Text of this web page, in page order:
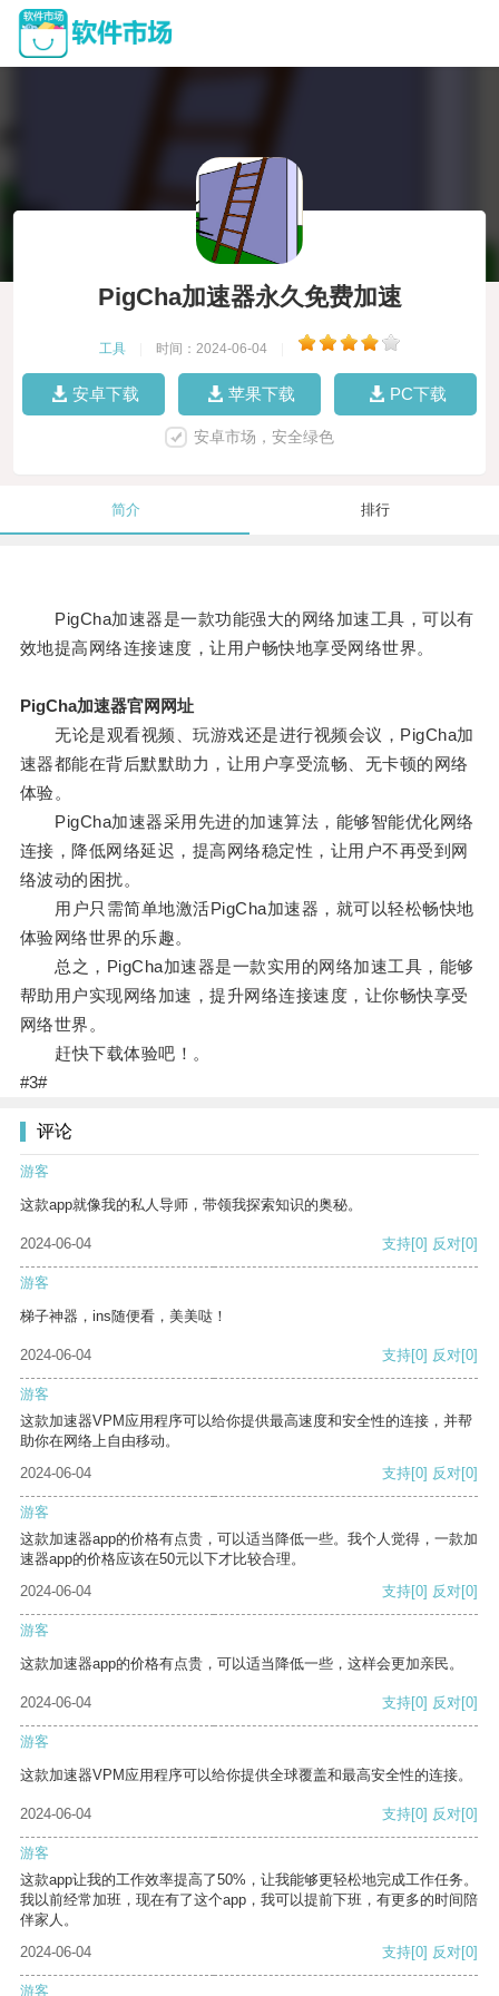
PigCha加速器永久免费加速
工具 时间：2024-06-04
安卓下载 苹果下载 PC下载
安卓市场，安全绿色
简介 排行
PigCha加速器是一款功能强大的网络加速工具，可以有
效地提高网络连接速度，让用户畅快地享受网络世界。
PigCha加速器官网网址
无论是观看视频、玩游戏还是进行视频会议，PigCha加
速器都能在背后默默助力，让用户享受流畅、无卡顿的网络
体验。
PigCha加速器采用先进的加速算法，能够智能优化网络
连接，降低网络延迟，提高网络稳定性，让用户不再受到网
络波动的困扰。
用户只需简单地激活PigCha加速器，就可以轻松畅快地
体验网络世界的乐趣。
总之，PigCha加速器是一款实用的网络加速工具，能够
帮助用户实现网络加速，提升网络连接速度，让你畅快享受
网络世界。
赶快下载体验吧！。
#3#
评论
游客
这款app就像我的私人导师，带领我探索知识的奥秘。
2024-06-04 支持[0] 反对[0]
游客
梯子神器，ins随便看，美美哒！
2024-06-04 支持[0] 反对[0]
游客
这款加速器VPM应用程序可以给你提供最高速度和安全性的连接，并帮
助你在网络上自由移动。
2024-06-04
支持[0] 反对[0]
游客
这款加速器app的价格有点贵，可以适当降低一些。我个人觉得，一款加
速器app的价格应该在50元以下才比较合理。
2024-06-04
支持[0] 反对[0]
游客
这款加速器app的价格有点贵，可以适当降低一些，这样会更加亲民。
2024-06-04 支持[0] 反对[0]
游客
这款加速器VPM应用程序可以给你提供全球覆盖和最高安全性的连接。
2024-06-04 支持[0] 反对[0]
游客
这款app让我的工作效率提高了50%，让我能够更轻松地完成工作任务。
我以前经常加班，现在有了这个app，我可以提前下班，有更多的时间陪
伴家人。
2024-06-04
支持[0] 反对[0]
游客